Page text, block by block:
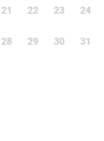
21 22 23 24
28 29 30 31